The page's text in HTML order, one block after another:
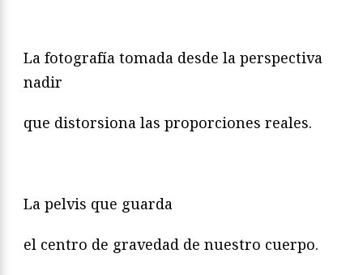
La fotografía tomada desde la perspectiva
nadir
que distorsiona las proporciones reales.
La pelvis que guarda
el centro de gravedad de nuestro cuerpo.